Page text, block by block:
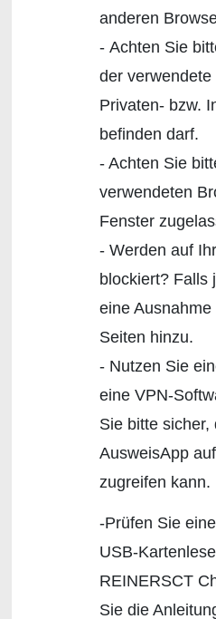
anderen
- Achten Sie
der
Privaten- bzw.
befinden darf.
- Achten Sie
verwendeten
Fenster
- Werden auf
blockiert? Falls
eine
Seiten hinzu.
- Nutzen Sie
eine VPN-
Sie bitte sicher,
AusweisApp
zugreifen kann.
-Prüfen Sie
USB-
REINERSCT
Sie die